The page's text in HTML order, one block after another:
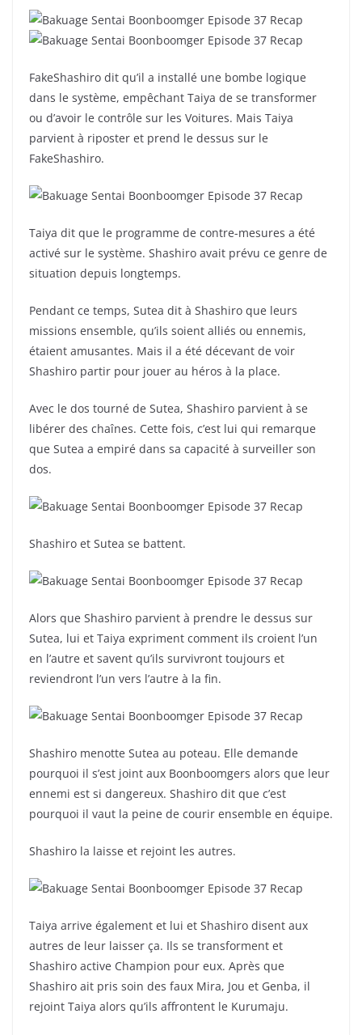
FakeShashiro dit qu’il a installé une bombe logique
dans le système, empêchant Taiya de se transformer
ou d’avoir le contrôle sur les Voitures. Mais Taiya
parvient à riposter et prend le dessus sur le
FakeShashiro.
Taiya dit que le programme de contre-mesures a été
activé sur le système. Shashiro avait prévu ce genre de
situation depuis longtemps.
Pendant ce temps, Sutea dit à Shashiro que leurs
missions ensemble, qu’ils soient alliés ou ennemis,
étaient amusantes. Mais il a été décevant de voir
Shashiro partir pour jouer au héros à la place.
Avec le dos tourné de Sutea, Shashiro parvient à se
libérer des chaînes. Cette fois, c’est lui qui remarque
que Sutea a empiré dans sa capacité à surveiller son
dos.
Shashiro et Sutea se battent.
Alors que Shashiro parvient à prendre le dessus sur
Sutea, lui et Taiya expriment comment ils croient l’un
en l’autre et savent qu’ils survivront toujours et
reviendront l’un vers l’autre à la fin.
Shashiro menotte Sutea au poteau. Elle demande
pourquoi il s’est joint aux Boonboomgers alors que leur
ennemi est si dangereux. Shashiro dit que c’est
pourquoi il vaut la peine de courir ensemble en équipe.
Shashiro la laisse et rejoint les autres.
Taiya arrive également et lui et Shashiro disent aux
autres de leur laisser ça. Ils se transforment et
Shashiro active Champion pour eux. Après que
Shashiro ait pris soin des faux Mira, Jou et Genba, il
rejoint Taiya alors qu’ils affrontent le Kurumaju.